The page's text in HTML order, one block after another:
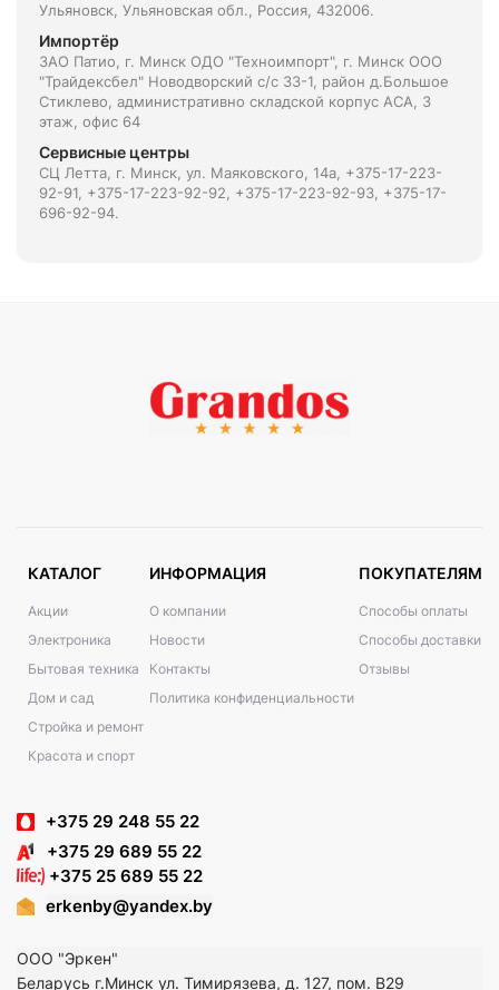
Ульяновск, Ульяновская обл., Россия, 432006.
Импортёр
ЗАО Патио, г. Минск ОДО "Техноимпорт", г. Минск ООО
"Трайдексбел" Новодворский с/с 33-1, район д.Большое
Стиклево, административно складской корпус АСА, 3
этаж, офис 64
Сервисные центры
СЦ Летта, г. Минск, ул. Маяковского, 14а, +375-17-223-
92-91, +375-17-223-92-92, +375-17-223-92-93, +375-17-
696-92-94.
КАТАЛОГ
Акции
Электроника
Бытовая техника
Дом и сад
Стройка и ремонт
Красота и спорт
ИНФОРМАЦИЯ
О компании
Новости
Контакты
Политика конфиденциальности
ПОКУПАТЕЛЯМ
Способы оплаты
Способы доставки
Отзывы
+375 29 248 55 22
+375 29 689 55 22
+375 25 689 55 22
erkenby@yandex.by
ООО "Эркен"
Беларусь г.Минск ул. Тимирязева, д. 127, пом. В29